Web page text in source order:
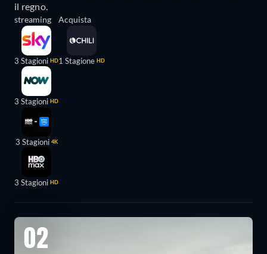
il regno.
streaming
3 Stagioni HD
3 Stagioni HD
3 Stagioni 4K
3 Stagioni HD
Acquista
1 Stagione HD
02